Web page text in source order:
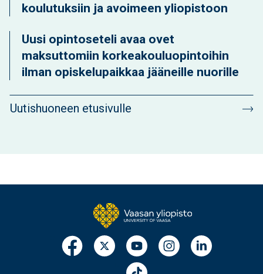
koulutuksiin ja avoimeen yliopistoon
Uusi opintoseteli avaa ovet
maksuttomiin korkeakouluopintoihin
ilman opiskelupaikkaa jääneille nuorille
Uutishuoneen etusivulle